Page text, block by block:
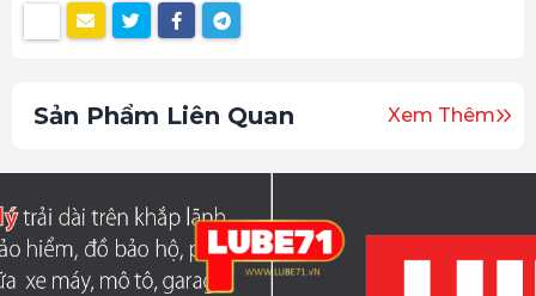
Sản Phẩm Liên Quan Xem Thêm